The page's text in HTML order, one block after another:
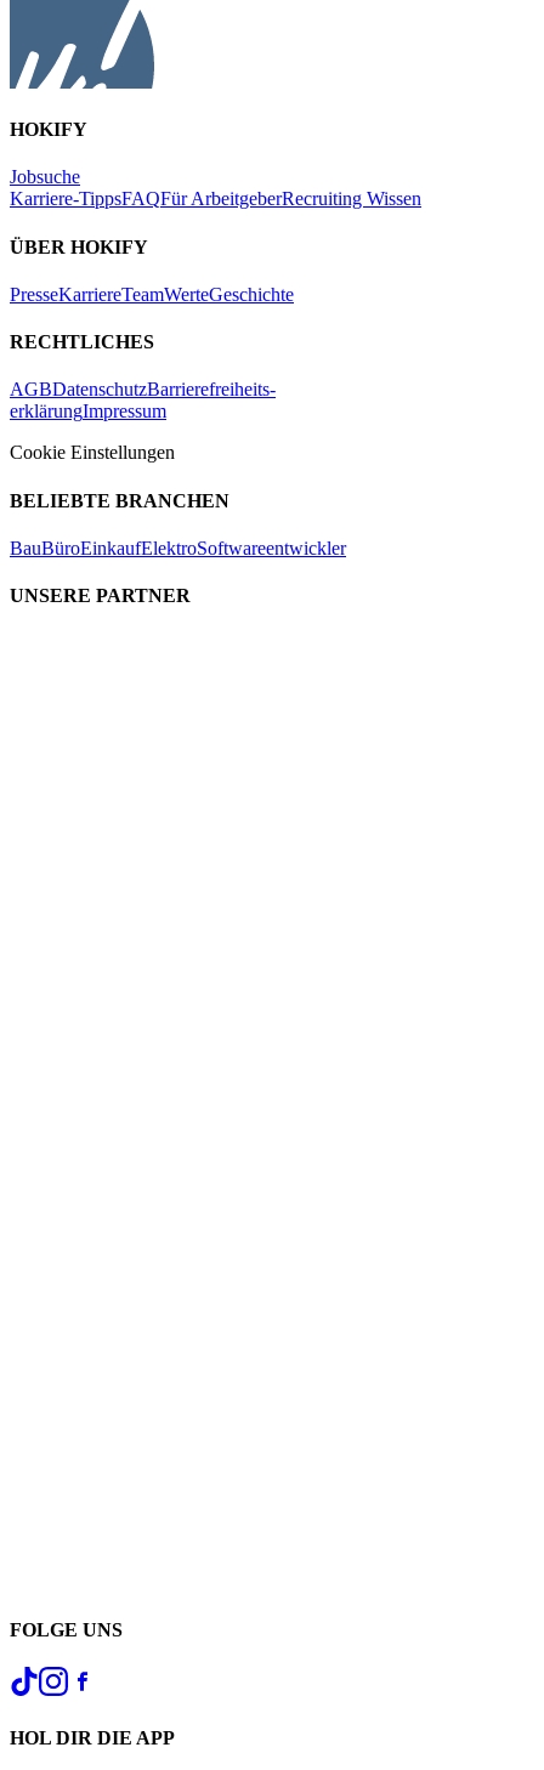
HOKIFY
Jobsuche
Karriere-TippsFAQFür ArbeitgeberRecruiting Wissen
ÜBER HOKIFY
PresseKarriereTeamWerteGeschichte
RECHTLICHES
AGBDatenschutzBarrierefreiheits-
erklärungImpressum
Cookie Einstellungen
BELIEBTE BRANCHEN
BauBüroEinkaufElektroSoftwareentwickler
UNSERE PARTNER
FOLGE UNS
HOL DIR DIE APP